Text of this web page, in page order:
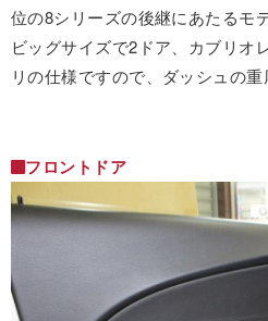
位の8シリーズの後継にあたるモ
ビッグサイズで2ドア、カブリオ
リの仕様ですので、ダッシュの重
フロントドア